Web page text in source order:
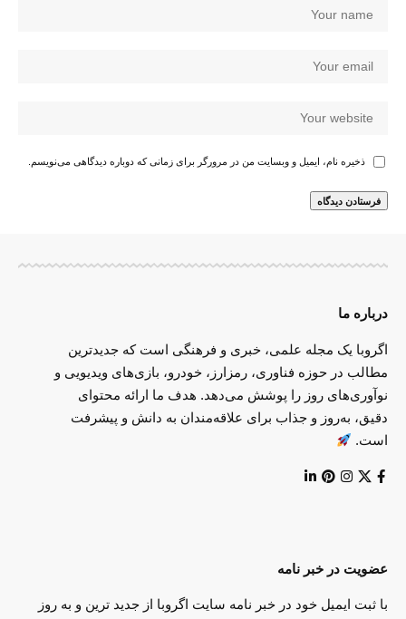
ذخیره نام، ایمیل و وبسایت من در مرورگر برای زمانی که دوباره دیدگاهی می‌نویسم.
درباره ما
اگروبا یک مجله علمی، خبری و فرهنگی است که جدیدترین
مطالب در حوزه فناوری، رمزارز، خودرو، بازی‌های ویدیویی و
نوآوری‌های روز را پوشش می‌دهد. هدف ما ارائه محتوای
دقیق، به‌روز و جذاب برای علاقه‌مندان به دانش و پیشرفت
است.
عضویت در خبر نامه
با ثبت ایمیل خود در خبر نامه سایت اگروبا از جدید ترین و به روز